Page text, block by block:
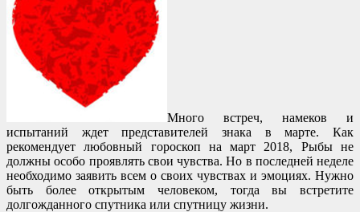
Много встреч, намеков и
испытаний ждет представителей знака в марте. Как
рекомендует любовный гороскоп на март 2018, Рыбы не
должны особо проявлять свои чувства. Но в последней неделе
необходимо заявить всем о своих чувствах и эмоциях. Нужно
быть более открытым человеком, тогда вы встретите
долгожданного спутника или спутницу жизни.